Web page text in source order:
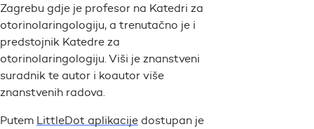
Zagrebu gdje je profesor na Katedri za
otorinolaringologiju, a trenutačno je i
predstojnik Katedre za
otorinolaringologiju. Viši je znanstveni
suradnik te autor i koautor više
znanstvenih radova.
Putem LittleDot aplikacije dostupan je